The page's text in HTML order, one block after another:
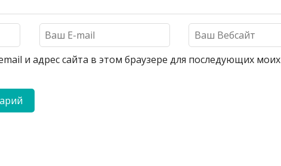
и адрес сайта в этом браузере для последующих моих